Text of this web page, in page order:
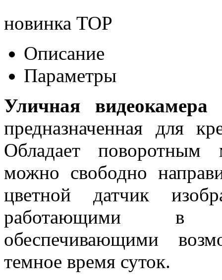
новинка TOP
Описание
Параметры
Уличная
предназначенная для
Обладает поворотным
можно свободно
цветной датчик
работающими в
обеспечивающими
темное время суток.